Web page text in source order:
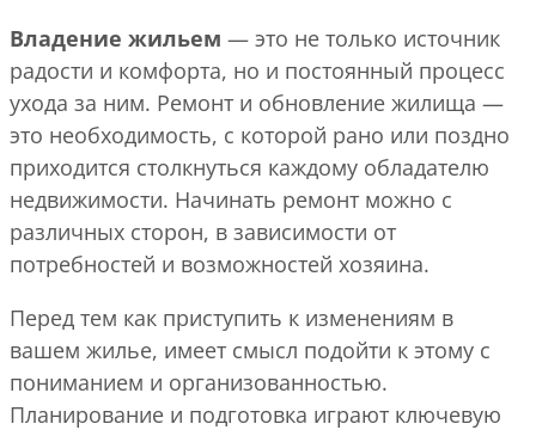
Владение жильем — это не только источник
радости и комфорта, но и постоянный процесс
ухода за ним. Ремонт и обновление жилища —
это необходимость, с которой рано или поздно
приходится столкнуться каждому обладателю
недвижимости. Начинать ремонт можно с
различных сторон, в зависимости от
потребностей и возможностей хозяина.
Перед тем как приступить к изменениям в
вашем жилье, имеет смысл подойти к этому с
пониманием и организованностью.
Планирование и подготовка играют ключевую